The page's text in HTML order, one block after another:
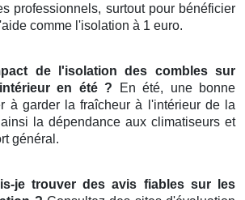
professionnels, surtout pour bénéficier
comme l'isolation à 1 euro.
de l'isolation des combles sur
en été ? En été, une bonne
à garder la fraîcheur à l'intérieur de la
la dépendance aux climatiseurs et
général.
je trouver des avis fiables sur les